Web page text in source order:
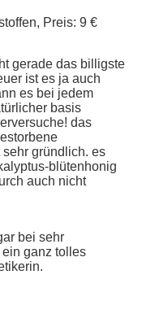
Preis: 9 €
gerade das billigste
ist es ja auch
es bei jedem
basis
das
gründlich. es
blütenhonig
auch nicht
bei sehr
ganz tolles